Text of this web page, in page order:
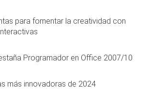
para fomentar la creatividad con
Programador en Office 2007/10
más innovadoras de 2024